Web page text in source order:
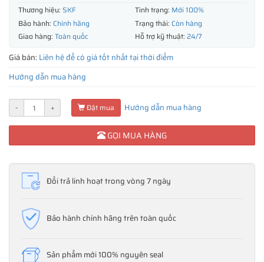
Thương hiệu: SKF Tình trạng: Mới 100%
Bảo hành: Chính hãng Trạng thái: Còn hàng
Giao hàng: Toàn quốc Hỗ trợ kỹ thuật: 24/7
Giá bán: Liên hệ để có giá tốt nhất tại thời điểm
Hướng dẫn mua hàng
- + Đặt mua Hướng dẫn mua hàng
GỌI MUA HÀNG
Đổi trả linh hoạt trong vòng 7 ngày
Bảo hành chính hãng trên toàn quốc
Sản phẩm mới 100% nguyên seal